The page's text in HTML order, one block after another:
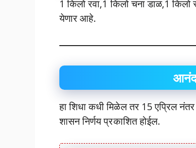
1 किलो रवा,1 किलो चना डाळ,1
येणार आहे.
हा शिधा कधी मिळेल तर 15 एप्रिल
शासन निर्णय प्रकाशित होईल.